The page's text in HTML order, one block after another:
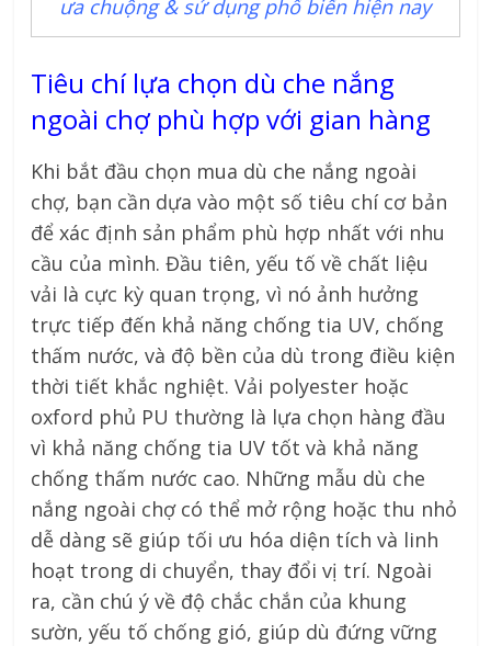
ưa chuộng & sử dụng phổ biến hiện nay
Tiêu chí lựa chọn dù che nắng
ngoài chợ phù hợp với gian hàng
Khi bắt đầu chọn mua dù che nắng ngoài
chợ, bạn cần dựa vào một số tiêu chí cơ bản
để xác định sản phẩm phù hợp nhất với nhu
cầu của mình. Đầu tiên, yếu tố về chất liệu
vải là cực kỳ quan trọng, vì nó ảnh hưởng
trực tiếp đến khả năng chống tia UV, chống
thấm nước, và độ bền của dù trong điều kiện
thời tiết khắc nghiệt. Vải polyester hoặc
oxford phủ PU thường là lựa chọn hàng đầu
vì khả năng chống tia UV tốt và khả năng
chống thấm nước cao. Những mẫu dù che
nắng ngoài chợ có thể mở rộng hoặc thu nhỏ
dễ dàng sẽ giúp tối ưu hóa diện tích và linh
hoạt trong di chuyển, thay đổi vị trí. Ngoài
ra, cần chú ý về độ chắc chắn của khung
sườn, yếu tố chống gió, giúp dù đứng vững